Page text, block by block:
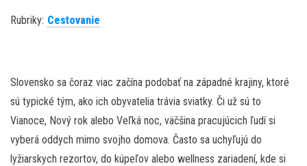
Rubriky: Cestovanie
Slovensko sa čoraz viac začína podobať na západné krajiny, ktoré
sú typické tým, ako ich obyvatelia trávia sviatky. Či už sú to
Vianoce, Nový rok alebo Veľká noc, väčšina pracujúcich ľudí si
vyberá oddych mimo svojho domova. Často sa uchyľujú do
lyžiarskych rezortov, do kúpeľov alebo wellness zariadení, kde si